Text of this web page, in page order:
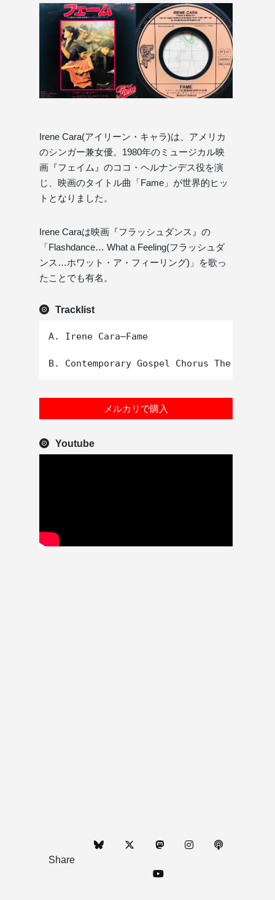
Irene Cara(アイリーン・キャラ)は、アメリカ
のシンガー兼女優。1980年のミュージカル映
画『フェイム』のココ・ヘルナンデス役を演
じ、映画のタイトル曲「Fame」が世界的ヒッ
トとなりました。
Irene Caraは映画『フラッシュダンス』の
「Flashdance… What a Feeling(フラッシュダ
ンス…ホワット・ア・フィーリング)」を歌っ
たことでも有名。
Tracklist
A. Irene Cara–Fame
メルカリで購入
Youtube
Share